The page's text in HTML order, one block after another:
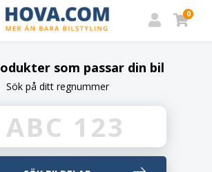
0
som passar din bil
Sök på ditt regnummer